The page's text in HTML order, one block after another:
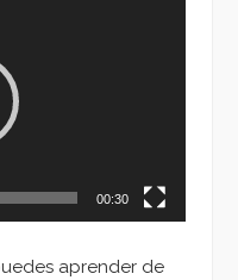
00:30
aprender de